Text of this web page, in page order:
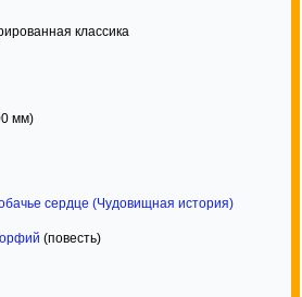
классика
мм)
сердце (Чудовищная история)
(повесть)